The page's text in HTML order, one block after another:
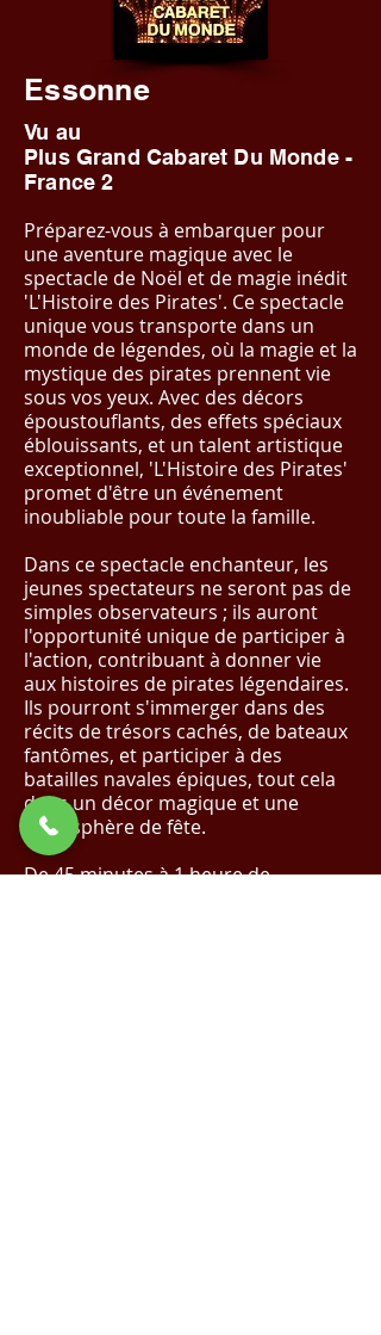
Essonne
Vu au
Plus Grand Cabaret Du Monde -
France 2
Préparez-vous à embarquer pour
une aventure magique avec le
spectacle de Noël et de magie inédit
'L'Histoire des Pirates'. Ce spectacle
unique vous transporte dans un
monde de légendes, où la magie et la
mystique des pirates prennent vie
sous vos yeux. Avec des décors
époustouflants, des effets spéciaux
éblouissants, et un talent artistique
exceptionnel, 'L'Histoire des Pirates'
promet d'être un événement
inoubliable pour toute la famille.
Dans ce spectacle enchanteur, les
jeunes spectateurs ne seront pas de
simples observateurs ; ils auront
l'opportunité unique de participer à
l'action, contribuant à donner vie
aux histoires de pirates légendaires.
Ils pourront s'immerger dans des
récits de trésors cachés, de bateaux
fantômes, et participer à des
batailles navales épiques, tout cela
dans un décor magique et une
atmosphère de fête.
De 45 minutes à 1 heure de